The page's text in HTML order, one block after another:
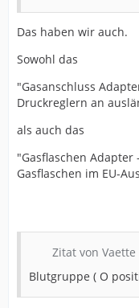
Das haben wir auch.
Sowohl das
"Gasanschluss
Druckreglern an
als auch das
"Gasflaschen
Gasflaschen im EU-
Zitat von Vaette
Blutgruppe ( O